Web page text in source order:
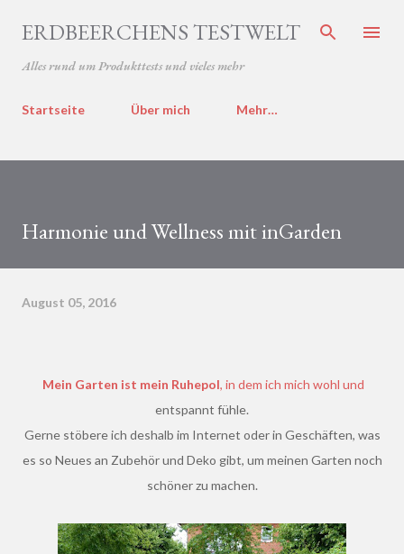
Direkt zum Hauptbereich
ERDBEERCHENS TESTWELT
Alles rund um Produkttests und vieles mehr
Startseite Über mich Mehr…
Harmonie und Wellness mit inGarden
August 05, 2016
Mein Garten ist mein Ruhepol, in dem ich mich wohl und
entspannt fühle.
Gerne stöbere ich deshalb im Internet oder in Geschäften, was
es so Neues an Zubehör und Deko gibt, um meinen Garten noch
schöner zu machen.